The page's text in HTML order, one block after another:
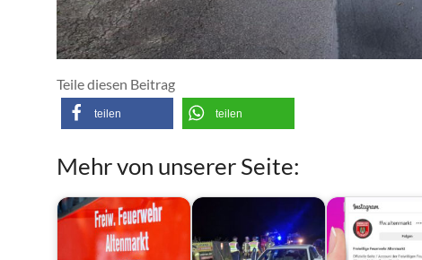
Teile diesen Beitrag
teilen teilen
Mehr von unserer Seite: